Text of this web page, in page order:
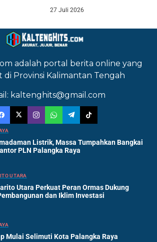
27 Juli 2026
adalah portal berita online yang
di Provinsi Kalimantan Tengah
kaltenghits@gmail.com
Listrik, Massa Tumpahkan Bangkai
PLN Palangka Raya
UTARA
Utara Perkuat Peran Ormas Dukung
dan Iklim Investasi
Mulai Selimuti Kota Palangka Raya